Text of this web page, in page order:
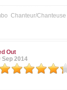
Chanteur/Chanteuse
Out
Sep 2014